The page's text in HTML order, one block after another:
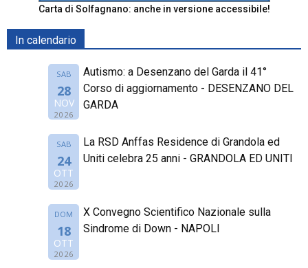
Carta di Solfagnano: anche in versione accessibile!
In calendario
SAB
28
NOV
2026
Autismo: a Desenzano del Garda il 41°
Corso di aggiornamento - DESENZANO DEL
GARDA
SAB
24
OTT
2026
La RSD Anffas Residence di Grandola ed
Uniti celebra 25 anni - GRANDOLA ED UNITI
DOM
18
OTT
2026
X Convegno Scientifico Nazionale sulla
Sindrome di Down - NAPOLI